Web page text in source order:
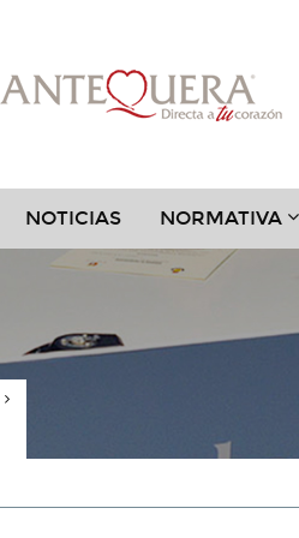
NOTICIAS NORMATIVA???